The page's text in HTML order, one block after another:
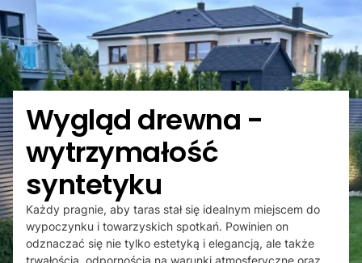
Wygląd drewna -
wytrzymałość
syntetyku
Każdy pragnie, aby taras stał się idealnym miejscem do
wypoczynku i towarzyskich spotkań. Powinien on
odznaczać się nie tylko estetyką i elegancją, ale także
trwałością, odpornością na warunki atmosferyczne oraz